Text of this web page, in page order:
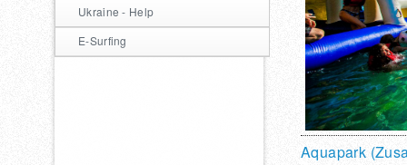
Ukraine - Help
E-Surfing
Aquapark